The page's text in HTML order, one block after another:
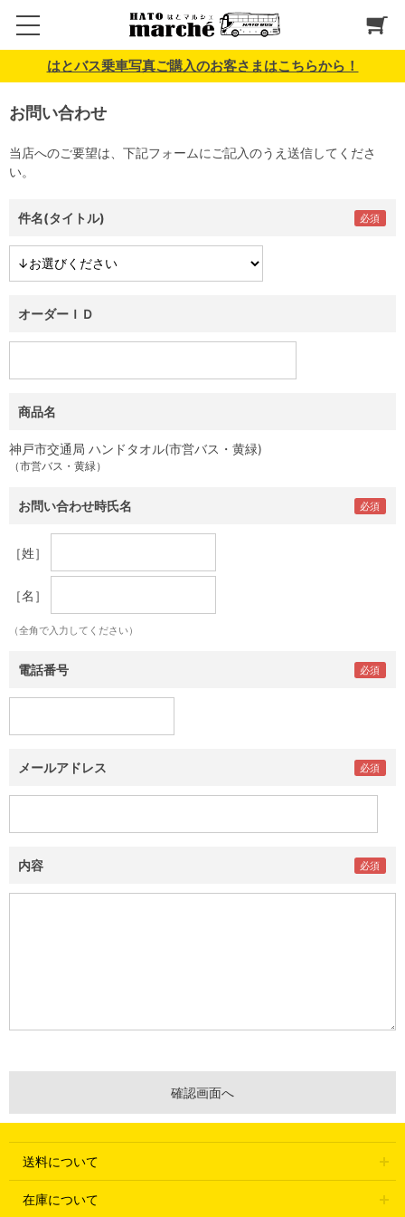
はとバス乗車写真ご購入のお客さまはこちらから！
お問い合わせ
当店へのご要望は、下記フォームにご記入のうえ送信してくださ
い。
件名(タイトル)
オーダーＩＤ
商品名
神戸市交通局 ハンドタオル(市営バス・黄緑)
（市営バス・黄緑）
お問い合わせ時氏名
［姓］
［名］
（全角で入力してください）
電話番号
メールアドレス
内容
送料について
在庫について